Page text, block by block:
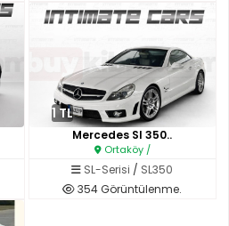
1 TL
Mercedes Sl 350..
Ortaköy /
SL-Serisi / SL350
354 Görüntülenme.